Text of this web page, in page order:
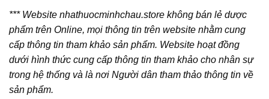
*** Website nhathuocminhchau.store không bán lẻ dược
phẩm trên Online, mọi thông tin trên website nhằm cung
cấp thông tin tham khảo sản phẩm. Website hoạt đồng
dưới hình thức cung cấp thông tin tham khảo cho nhân sự
trong hệ thống và là nơi Người dân tham thảo thông tin về
sản phẩm.